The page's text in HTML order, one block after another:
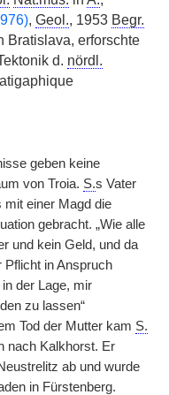
, Geol., 1953 Begr.
Bratislava, erforschte
d. nördl.
geben keine
von Troia. S.s Vater
mit einer Magd die
gebracht. „Wie alle
und kein Geld, und da
Pflicht in Anspruch
der Lage, mir
zu lassen“
Tod der Mutter kam S.
nach Kalkhorst. Er
ab und wurde
in Fürstenberg.